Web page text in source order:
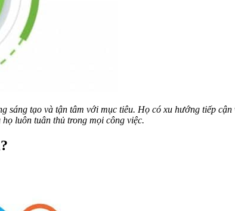
sáng tạo và tận tâm với mục tiêu. Họ có xu hướng tiếp
luôn tuân thủ trong mọi công việc.